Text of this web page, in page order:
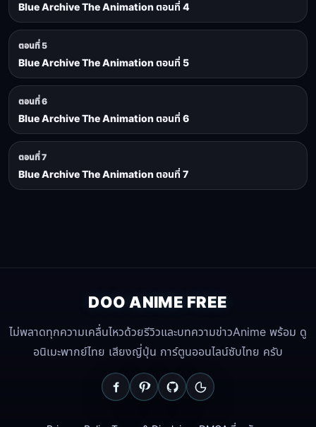
Blue Archive The Animation ตอนที่ 4
ตอนที่ 5
Blue Archive The Animation ตอนที่ 5
ตอนที่ 6
Blue Archive The Animation ตอนที่ 6
ตอนที่ 7
Blue Archive The Animation ตอนที่ 7
DOO ANIME FREE
ไม่พลาดทุกความเคลื่นไหวด้วยรีวิวและบทความข่าวAnime พร้อม ดู
อนิเมะพากย์ไทย เสียงญี่ปุ่น การ์ตูนออนไลน์ซับไทย ครับ